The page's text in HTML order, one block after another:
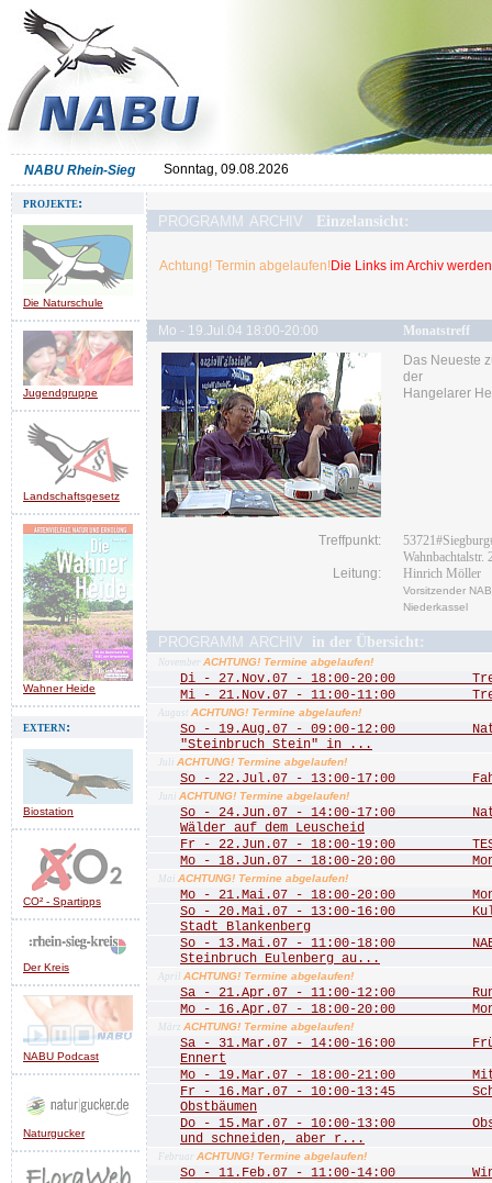
NABU Rhein-Sieg Sonntag, 09.08.2026
projekte:
Die Naturschule
Jugendgruppe
Landschaftsgesetz
Wahner Heide
extern:
Biostation
CO² - Spartipps
Der Kreis
NABU Podcast
Naturgucker
programm archiv Einzelansicht:
Achtung! Termin abgelaufen!Die Links im Archiv
Mo - 19.Jul.04 18:00-20:00
Monatstreff
Das Neueste
der
Hangelarer
Treffpunkt:
Wahnbachtalstr.
Leitung:
Hinrich Möller
Vorsitzender
Niederkassel
programm archiv in der Übersicht:
November ACHTUNG! Termine abgelaufen!
Di - 27.Nov.07 - 18:00-20:00
Mi - 21.Nov.07 - 11:00-11:00
August ACHTUNG! Termine abgelaufen!
So - 19.Aug.07 - 09:00-12:00
"Steinbruch Stein" in ...
Juli ACHTUNG! Termine abgelaufen!
So - 22.Jul.07 - 13:00-17:00
Juni ACHTUNG! Termine abgelaufen!
So - 24.Jun.07 - 14:00-17:00
Wälder auf dem Leuscheid
Fr - 22.Jun.07 - 18:00-19:00 TEST
Mo - 18.Jun.07 - 18:00-20:00
Mai ACHTUNG! Termine abgelaufen!
Mo - 21.Mai.07 - 18:00-20:00
So - 20.Mai.07 - 13:00-16:00
Stadt Blankenberg
So - 13.Mai.07 - 11:00-18:00
Steinbruch Eulenberg au...
April ACHTUNG! Termine abgelaufen!
Sa - 21.Apr.07 - 11:00-12:00 Rund
Mo - 16.Apr.07 - 18:00-20:00
März ACHTUNG! Termine abgelaufen!
Sa - 31.Mar.07 - 14:00-16:00
Ennert
Mo - 19.Mar.07 - 18:00-21:00
Fr - 16.Mar.07 - 10:00-13:45
Obstbäumen
Do - 15.Mar.07 - 10:00-13:00
und schneiden, aber r...
Februar ACHTUNG! Termine abgelaufen!
So - 11.Feb.07 - 11:00-14:00